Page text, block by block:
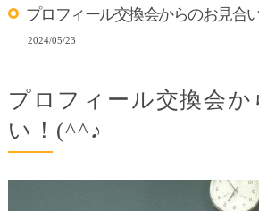
プロフィール交換会からのお見合
2024/05/23
プロフィール交換会か
い！(^^♪